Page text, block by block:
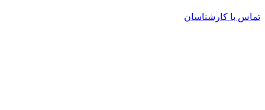
تماس با کارشناسان